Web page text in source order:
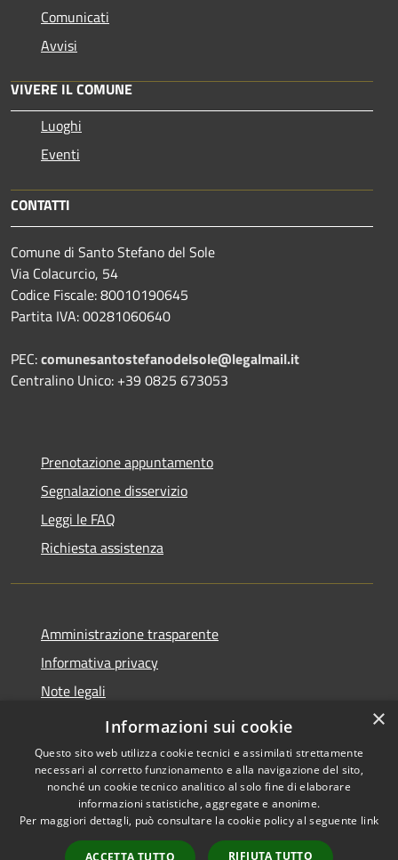
Comunicati
Avvisi
VIVERE IL COMUNE
Luoghi
Eventi
CONTATTI
Comune di Santo Stefano del Sole
Via Colacurcio, 54
Codice Fiscale: 80010190645
Partita IVA: 00281060640
PEC:comunesantostefanodelsole@legalmail.it
Centralino Unico: +39 0825 673053
Prenotazione appuntamento
Segnalazione disservizio
Leggi le FAQ
Richiesta assistenza
Amministrazione trasparente
Informativa privacy
Note legali
Dichiarazione di accessibilità
Accessibilità
Copyright © 2026 • Comune di
Santo Stefano del Sole •
Powered byMunicipium
×
Informazioni sui cookie
Questo sito web utilizza cookie tecnici e assimilati strettamente
necessari al corretto funzionamento e alla navigazione del sito,
nonché un cookie tecnico analitico al solo fine di elaborare
informazioni statistiche, aggregate e anonime.
Per maggiori dettagli, può consultare la cookie policy al seguente link
ACCETTA TUTTO RIFIUTA TUTTO